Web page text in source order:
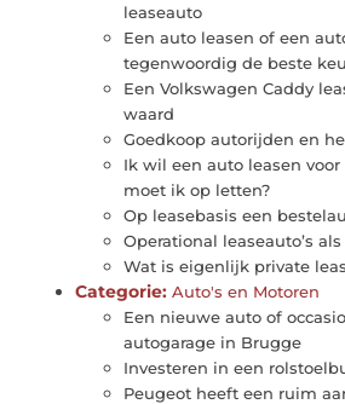
leaseauto
Een auto leasen of een
tegenwoordig de beste
Een Volkswagen Caddy
waard
Goedkoop autorijden en
Ik wil een auto leasen
moet ik op letten?
Op leasebasis een
Operational leaseauto’s
Wat is eigenlijk private
Categorie: Auto's en Motoren
Een nieuwe auto of
autogarage in Brugge
Investeren in een
Peugeot heeft een ruim